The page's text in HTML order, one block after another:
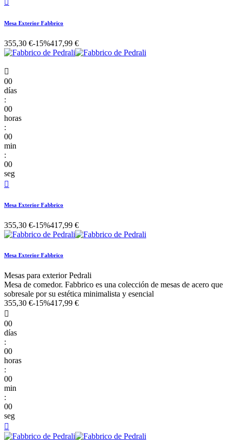
Mesa Exterior Fabbrico
355,30 €-15%417,99 €

00
días
:
00
horas
:
00
min
:
00
seg

Mesa Exterior Fabbrico
355,30 €-15%417,99 €
Mesa Exterior Fabbrico
Mesas para exterior Pedrali
Mesa de comedor. Fabbrico es una colección de mesas de acero que
sobresale por su estética minimalista y esencial
355,30 €-15%417,99 €

00
días
:
00
horas
:
00
min
:
00
seg
